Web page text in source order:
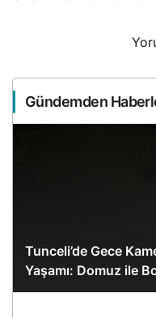
Gündemden
Tunceli’de Gece
Yaşamı: Domuz ile